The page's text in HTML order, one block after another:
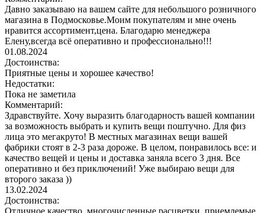
Давно заказываю на вашем сайте для небольшого розничного
магазина в Подмосковье.Моим покупателям и мне очень
нравится ассортимент,цена. Благодарю менеджера
Елену,всегда всё оперативно и профессионально!!!
01.08.2024
Достоинства:
Приятные цены и хорошее качество!
Недостатки:
Пока не заметила
Комментарий:
Здравствуйте. Хочу выразить благодарность вашей компании
за возможность выбрать и купить вещи поштучно. Для физ
лица это мегакруто! В местных магазинах вещи вашей
фабрики стоят в 2-3 раза дороже. В целом, понравилось все: и
качество вещей и цены и доставка заняла всего 3 дня. Все
оперативно и без приключений! Уже выбираю вещи для
второго заказа ))
13.02.2024
Достоинства:
Отличное качество, многочисленные расцветки, приемлемые